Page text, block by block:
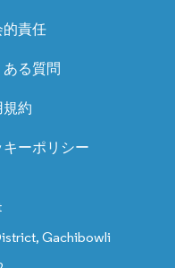
的責任
ある質問
約
キーポリシー
Gachibowli